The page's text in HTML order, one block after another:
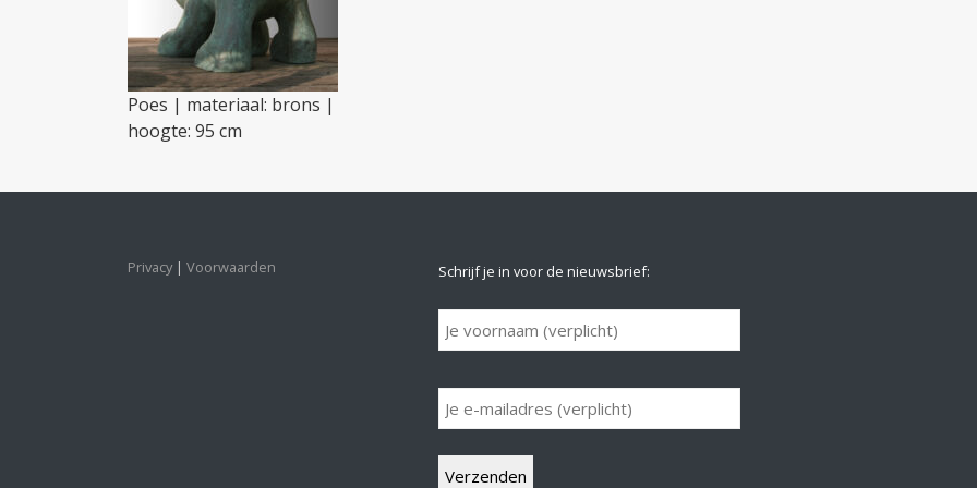
Poes | materiaal: brons |
hoogte: 95 cm
Privacy Voorwaarden Schrijf je in voor de nieuwsbrief: